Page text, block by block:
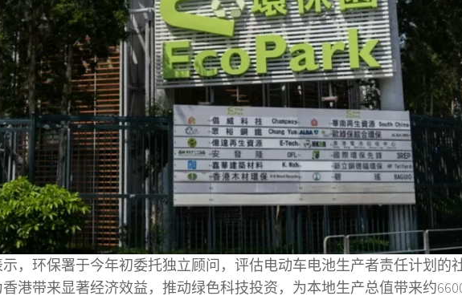
，环保署于今年初委托独立顾问，评估电动车电池生产者责任计划的
港带来显著经济效益，推动绿色科技投资，为本地生产总值带来约